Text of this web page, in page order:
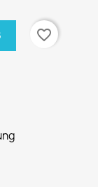
favorite_border